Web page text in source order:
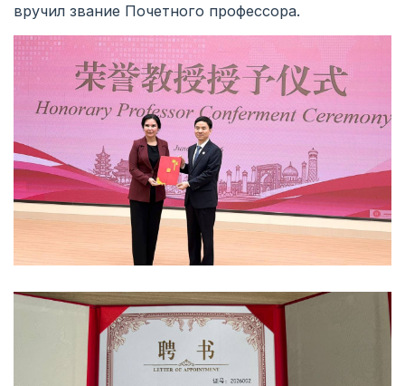
вручил звание Почетного профессора.